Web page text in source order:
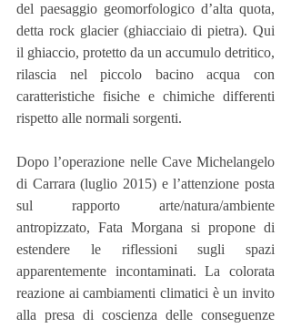
del paesaggio geomorfologico d’alta quota,
detta rock glacier (ghiacciaio di pietra). Qui
il ghiaccio, protetto da un accumulo detritico,
rilascia nel piccolo bacino acqua con
caratteristiche fisiche e chimiche differenti
rispetto alle normali sorgenti.
Dopo l’operazione nelle Cave Michelangelo
di Carrara (luglio 2015) e l’attenzione posta
sul rapporto arte/natura/ambiente
antropizzato, Fata Morgana si propone di
estendere le riflessioni sugli spazi
apparentemente incontaminati. La colorata
reazione ai cambiamenti climatici è un invito
alla presa di coscienza delle conseguenze